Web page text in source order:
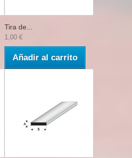
Tira de...
1,00 €
Añadir al carrito